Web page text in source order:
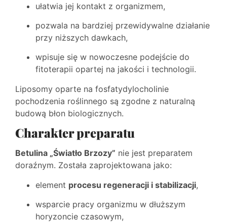
ułatwia jej kontakt z organizmem,
pozwala na bardziej przewidywalne działanie
przy niższych dawkach,
wpisuje się w nowoczesne podejście do
fitoterapii opartej na jakości i technologii.
Liposomy oparte na fosfatydylocholinie
pochodzenia roślinnego są zgodne z naturalną
budową błon biologicznych.
Charakter preparatu
Betulina „Światło Brzozy” nie jest preparatem
doraźnym. Została zaprojektowana jako:
element procesu regeneracji i stabilizacji,
wsparcie pracy organizmu w dłuższym
horyzoncie czasowym,